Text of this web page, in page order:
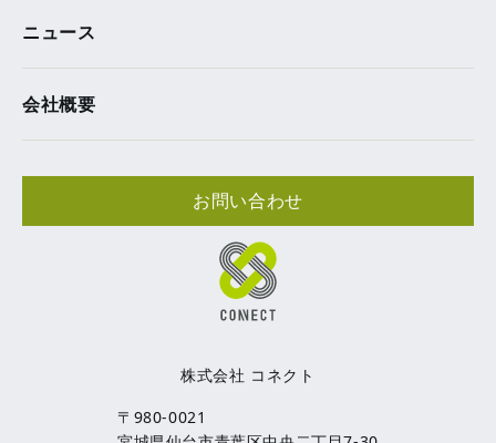
株式会社 コネクト
〒980-0021
ニュース
会社概要
お問い合わせ